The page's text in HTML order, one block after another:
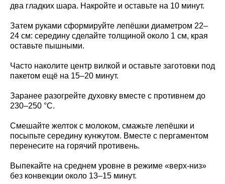
два гладких шара. Накройте и оставьте на 10 минут.
Затем руками сформируйте лепёшки диаметром 22–
24 см: середину сделайте толщиной около 1 см, края
оставьте пышными.
Часто наколите центр вилкой и оставьте заготовки под
пакетом ещё на 15–20 минут.
Заранее разогрейте духовку вместе с противнем до
230–250 °C.
Смешайте желток с молоком, смажьте лепёшки и
посыпьте середину кунжутом. Вместе с пергаментом
перенесите на горячий противень.
Выпекайте на среднем уровне в режиме «верх-низ»
без конвекции около 13–15 минут.